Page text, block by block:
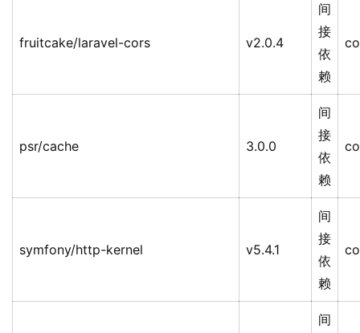
fruitcake/laravel-cors v2.0.4
间
接
依
赖
psr/cache 3.0.0
间
接
依
赖
symfony/http-kernel v5.4.1
间
接
依
赖
间